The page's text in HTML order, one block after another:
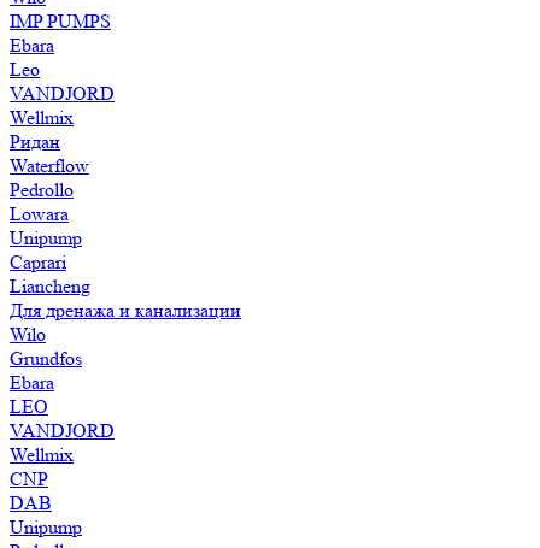
IMP PUMPS
Ebara
Leo
VANDJORD
Wellmix
Ридан
Waterflow
Pedrollo
Lowara
Unipump
Caprari
Liancheng
Для дренажа и канализации
Wilo
Grundfos
Ebara
LEO
VANDJORD
Wellmix
CNP
DAB
Unipump